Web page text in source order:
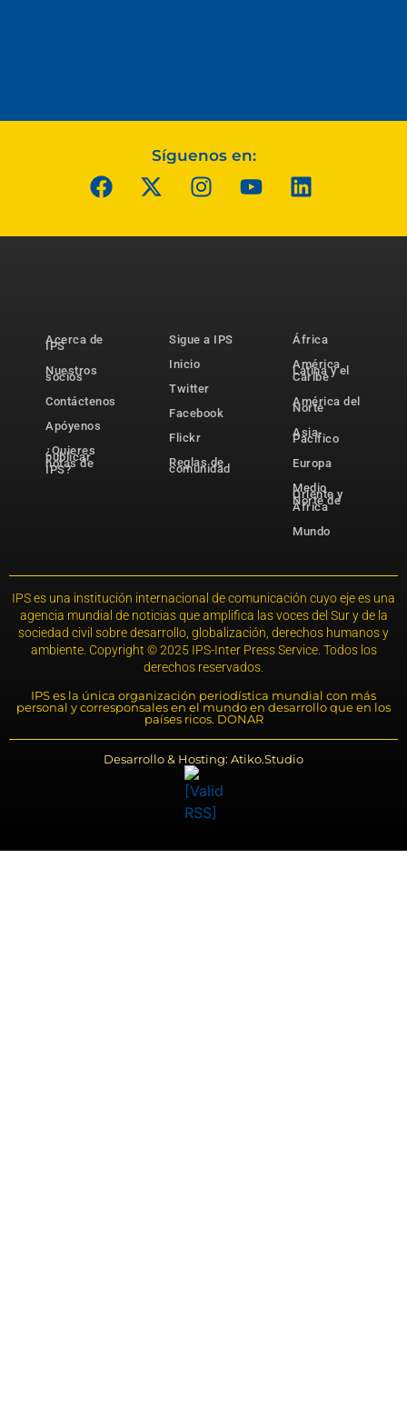
Síguenos en:
Acerca de
IPS
Nuestros
socios
Contáctenos
Apóyenos
¿Quieres
publicar
notas de
IPS?
Sigue a IPS
Inicio
Twitter
Facebook
Flickr
Reglas de
comunidad
África
América
Latina y el
Caribe
América del
Norte
Asia-
Pacífico
Europa
Medio
Oriente y
Norte de
África
Mundo
IPS es una institución internacional de comunicación cuyo eje es una
agencia mundial de noticias que amplifica las voces del Sur y de la
sociedad civil sobre desarrollo, globalización, derechos humanos y
ambiente. Copyright © 2025 IPS-Inter Press Service. Todos los
derechos reservados.
IPS es la única organización periodística mundial con más
personal y corresponsales en el mundo en desarrollo que en los
países ricos. DONAR
Desarrollo & Hosting: Atiko.Studio